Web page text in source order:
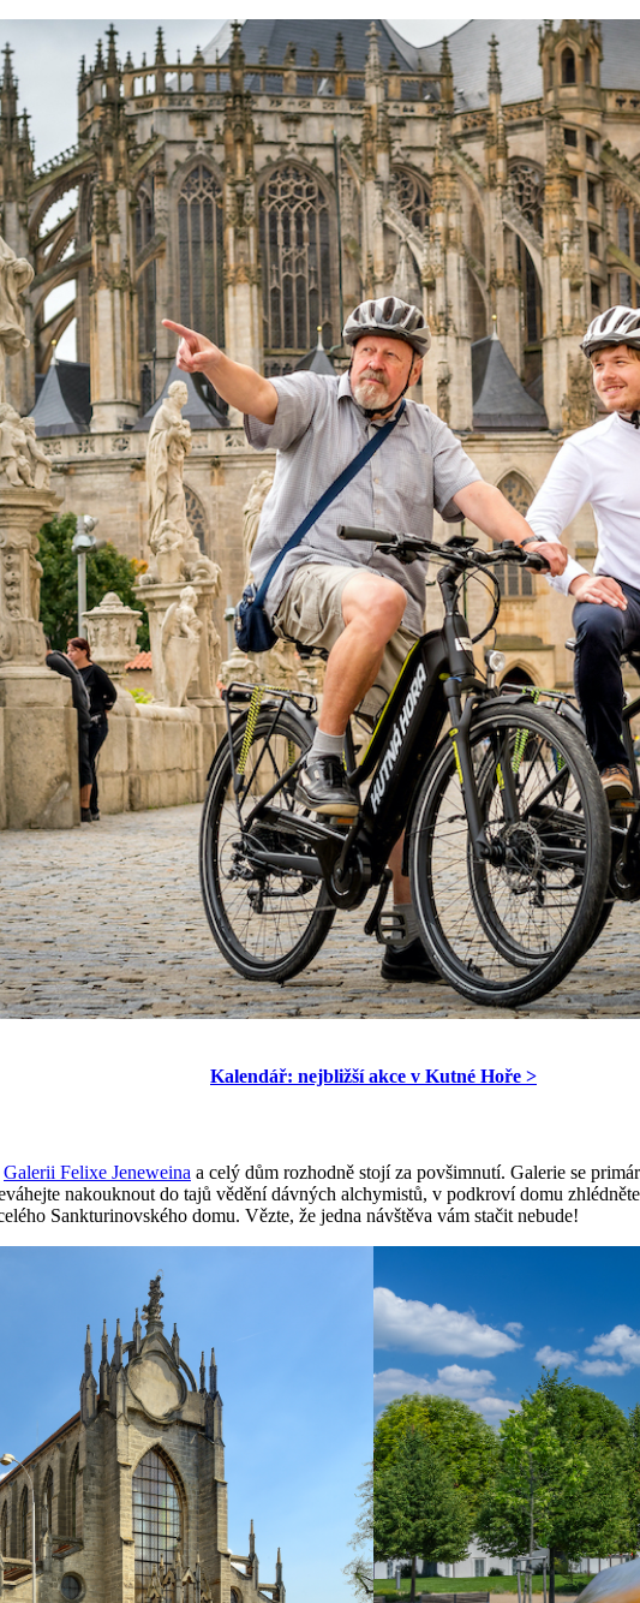
Kalendář: nejbližší akce v Kutné Hoře >
Galerii Felixe Jeneweina a celý dům rozhodně stojí za povšimnutí. Galerie se
nakouknout do tajů vědění dávných alchymistů, v podkroví domu
Sankturinovského domu. Vězte, že jedna návštěva vám stačit nebude!